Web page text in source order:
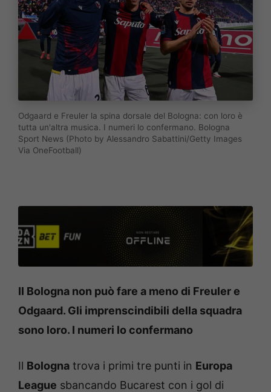
Odgaard e Freuler la spina dorsale del Bologna: con loro è
tutta un'altra musica. I numeri lo confermano. Bologna
Sport News (Photo by Alessandro Sabattini/Getty Images
Via OneFootball)
Il Bologna non può fare a meno di Freuler e
Odgaard. Gli imprenscindibili della squadra
sono loro. I numeri lo confermano
Il Bologna trova i primi tre punti in Europa
League sbancando Bucarest con i gol di